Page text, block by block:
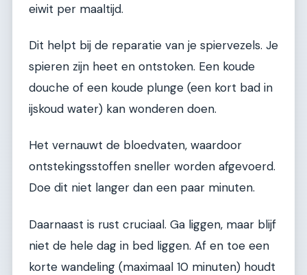
eiwit per maaltijd.
Dit helpt bij de reparatie van je spiervezels. Je
spieren zijn heet en ontstoken. Een koude
douche of een koude plunge (een kort bad in
ijskoud water) kan wonderen doen.
Het vernauwt de bloedvaten, waardoor
ontstekingsstoffen sneller worden afgevoerd.
Doe dit niet langer dan een paar minuten.
Daarnaast is rust cruciaal. Ga liggen, maar blijf
niet de hele dag in bed liggen. Af en toe een
korte wandeling (maximaal 10 minuten) houdt